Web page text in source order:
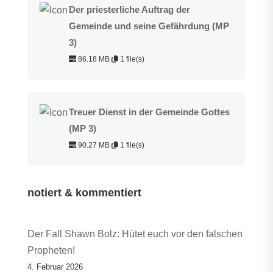
Der priesterliche Auftrag der
Gemeinde und seine Gefährdung (MP
3)
86.18 MB 1 file(s)
Treuer Dienst in der Gemeinde Gottes
(MP 3)
90.27 MB 1 file(s)
notiert & kommentiert
Der Fall Shawn Bolz: Hütet euch vor den falschen
Propheten!
4. Februar 2026